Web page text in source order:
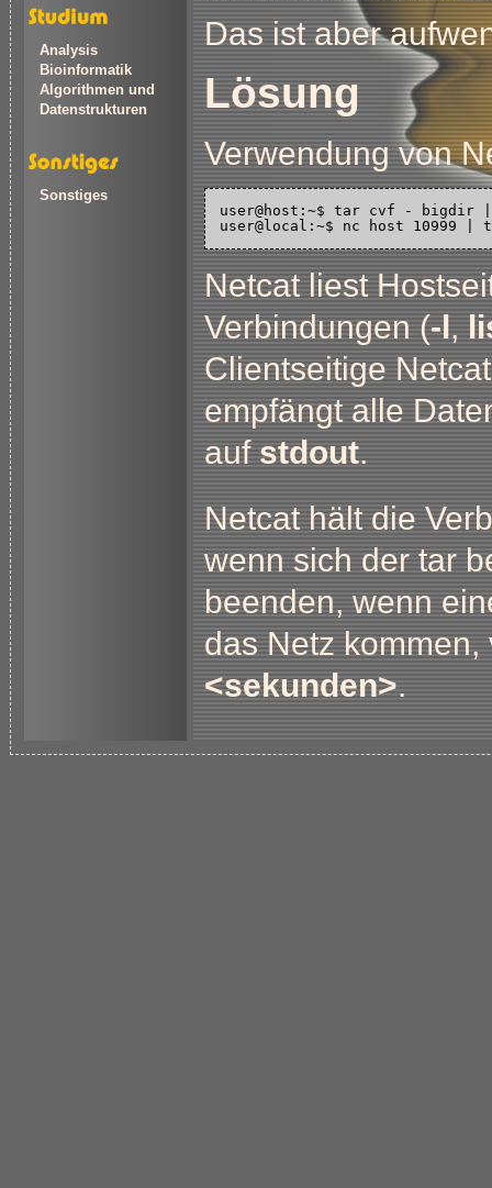
Analysis
Bioinformatik
Algorithmen und
Datenstrukturen
Sonstiges
Das ist aber
Lösung
Verwendung von
user@host:~$ tar cvf - bigdir
Netcat liest
Verbindungen (-l,
Clientseitige
empfängt alle
auf stdout.
Netcat hält die
wenn sich der tar
beenden, wenn
das Netz
<sekunden>.